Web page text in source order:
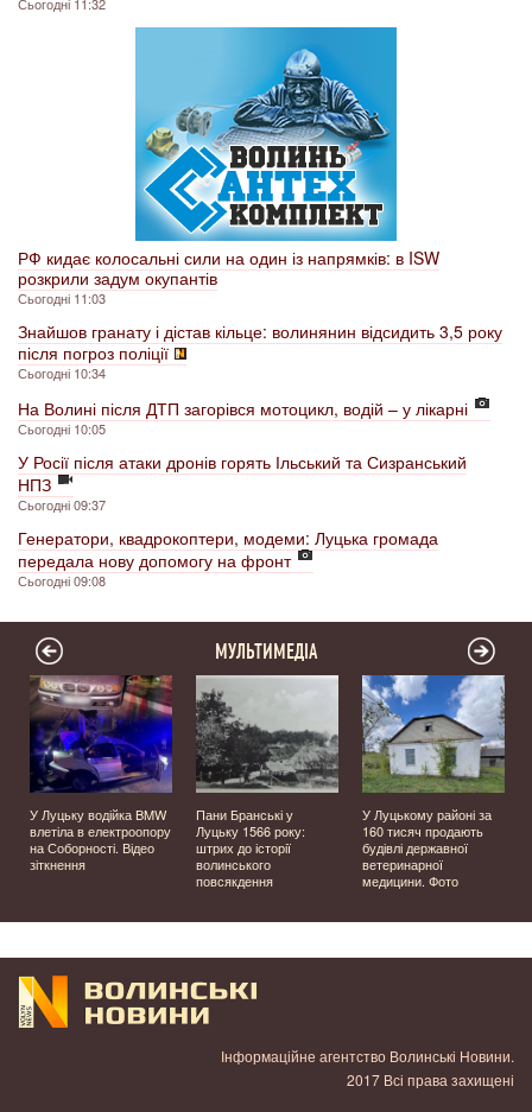
Сьогодні 11:32
РФ кидає колосальні сили на один із напрямків: в ISW
розкрили задум окупантів
Сьогодні 11:03
Знайшов гранату і дістав кільце: волинянин відсидить 3,5 року
після погроз поліції
Сьогодні 10:34
На Волині після ДТП загорівся мотоцикл, водій – у лікарні
Сьогодні 10:05
У Росії після атаки дронів горять Ільський та Сизранський
НПЗ
Сьогодні 09:37
Генератори, квадрокоптери, модеми: Луцька громада
передала нову допомогу на фронт
Сьогодні 09:08
МУЛЬТИМЕДІА
У Луцьку водійка BMW
влетіла в електроопору
на Соборності. Відео
зіткнення
Пани Бранські у
Луцьку 1566 року:
штрих до історії
волинського
повсякдення
У Луцькому районі за
160 тисяч продають
будівлі державної
ветеринарної
медицини. Фото
Інформаційне агентство Волинські Новини.
2017 Всі права захищені